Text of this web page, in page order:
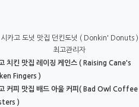
시카고 도넛 맛집 던킨도넛 ( Donkin' Donuts )
최고관리자
치킨 맛집 레이징 케인스 ( Raising Cane's
Fingers )
커피 맛집 배드 아울 커피( Bad Owl Coffee
)